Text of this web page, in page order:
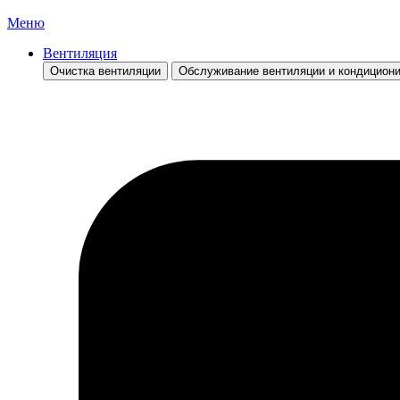
Меню
Вентиляция
Очистка вентиляции Обслуживание вентиляции и